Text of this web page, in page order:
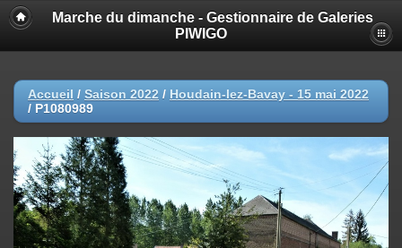
Marche du dimanche - Gestionnaire de Galeries
PIWIGO
Accueil / Saison 2022 / Houdain-lez-Bavay - 15 mai 2022
/ P1080989